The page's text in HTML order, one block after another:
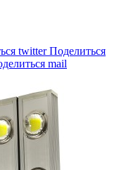
twitterПоделиться
mail